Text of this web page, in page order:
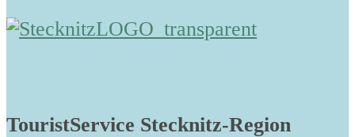
TouristService Stecknitz-Region